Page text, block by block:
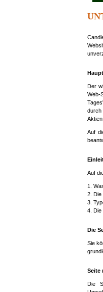
Der
Web-
durch
Auf
Auf
1.
2. Die
3.
4. Die
Die
Sie
Seite
Die